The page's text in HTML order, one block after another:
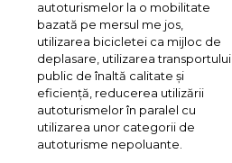
autoturismelor la o mobilitate
bazată pe mersul me jos,
utilizarea bicicletei ca mijloc de
deplasare, utilizarea transportului
public de înaltă calitate și
eficiență, reducerea utilizării
autoturismelor în paralel cu
utilizarea unor categorii de
autoturisme nepoluante.